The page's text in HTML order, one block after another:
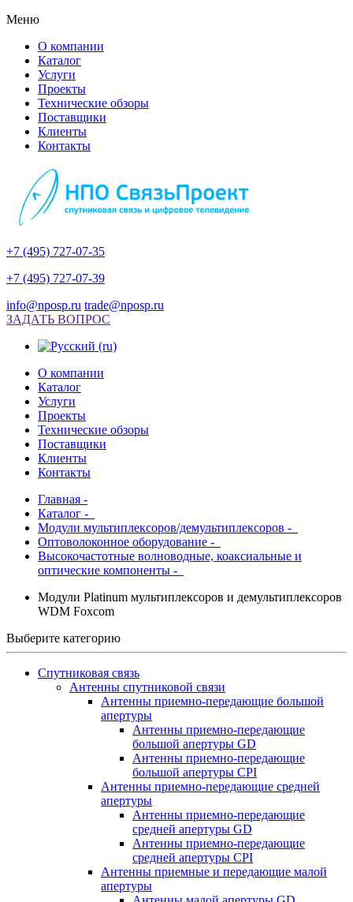
Меню
О компании
Каталог
Услуги
Проекты
Технические обзоры
Поставщики
Клиенты
Контакты
+7 (495) 727-07-35
+7 (495) 727-07-39
info@nposp.ru trade@nposp.ru
ЗАДАТЬ ВОПРОС
О компании
Каталог
Услуги
Проекты
Технические обзоры
Поставщики
Клиенты
Контакты
Главная -
Каталог -
Модули мультиплексоров/демультиплексоров -
Оптоволоконное оборудование -
Высокочастотные волноводные, коаксиальные и
оптические компоненты -
Модули Platinum мультиплексоров и демультиплексоров
WDM Foxcom
Выберите категорию
Спутниковая связь
Антенны спутниковой связи
Антенны приемно-передающие большой
апертуры
Антенны приемно-передающие
большой апертуры GD
Антенны приемно-передающие
большой апертуры CPI
Антенны приемно-передающие средней
апертуры
Антенны приемно-передающие
средней апертуры GD
Антенны приемно-передающие
средней апертуры CPI
Антенны приемные и передающие малой
апертуры